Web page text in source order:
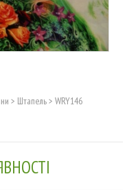
> Штапель> WRY146